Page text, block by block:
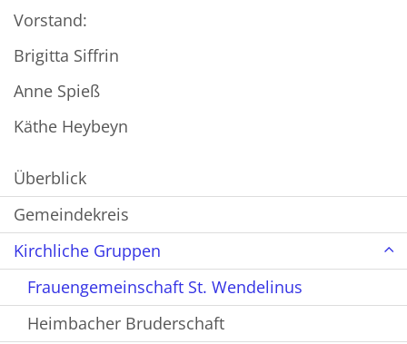
Vorstand:
Brigitta Siffrin
Anne Spieß
Käthe Heybeyn
Überblick
Gemeindekreis
Kirchliche Gruppen
Frauengemeinschaft St. Wendelinus
Heimbacher Bruderschaft